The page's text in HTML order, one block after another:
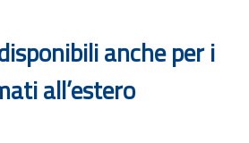
anche per i
all’estero